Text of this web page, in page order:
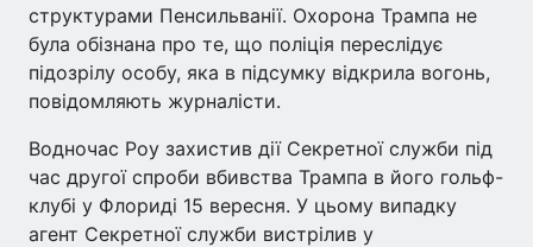
структурами Пенсильванії. Охорона Трампа не
була обізнана про те, що поліція переслідує
підозрілу особу, яка в підсумку відкрила вогонь,
повідомляють журналісти.
Водночас Роу захистив дії Секретної служби під
час другої спроби вбивства Трампа в його гольф-
клубі у Флориді 15 вересня. У цьому випадку
агент Секретної служби вистрілив у